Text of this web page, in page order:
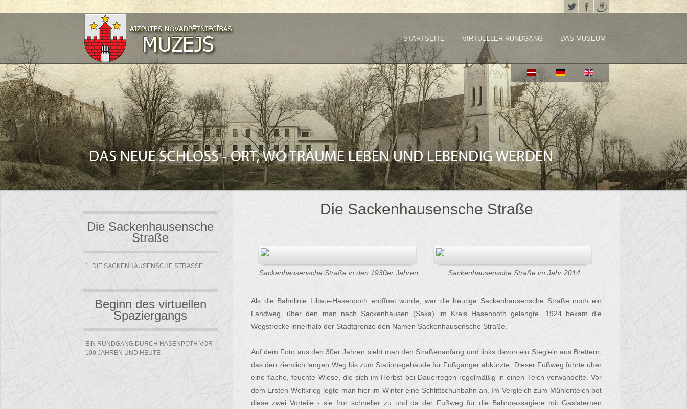
STARTSEITE VIRTUELLER RUNDGANG DAS MUSEUM
Die Sackenhausensche
Straße
1. DIE SACKENHAUSENSCHE STRASSE
Beginn des virtuellen
Spaziergangs
EIN RUNDGANG DURCH HASENPOTH VOR
100 JAHREN UND HEUTE
Die Sackenhausensche Straße
Sackenhausensche Straße in den 1930er Jahren Sackenhausensche Straße im Jahr 2014
Als die Bahnlinie Libau–Hasenpoth eröffnet wurde, war die heutige Sackenhausensche Straße noch ein
Landweg, über den man nach Sackenhausen (Saka) im Kreis Hasenpoth gelangte. 1924 bekam die
Wegstrecke innerhalb der Stadtgrenze den Namen Sackenhausensche Straße.
Auf dem Foto aus den 30er Jahren sieht man den Straßenanfang und links davon ein Steglein aus Brettern,
das den ziemlich langen Weg bis zum Stationsgebäude für Fußgänger abkürzte. Dieser Fußweg führte über
eine flache, feuchte Wiese, die sich im Herbst bei Dauerregen regelmäßig in einen Teich verwandelte. Vor
dem Ersten Weltkrieg legte man hier im Winter eine Schlittschuhbahn an. Im Vergleich zum Mühlenteich bot
diese zwei Vorteile - sie fror schneller zu und da der Fußweg für die Bahnpassagiere mit Gaslaternen